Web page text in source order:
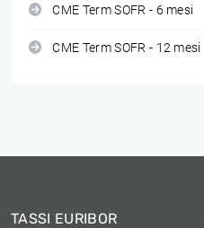
CME Term SOFR - 6 mesi
CME Term SOFR - 12 mesi
TASSI EURIBOR